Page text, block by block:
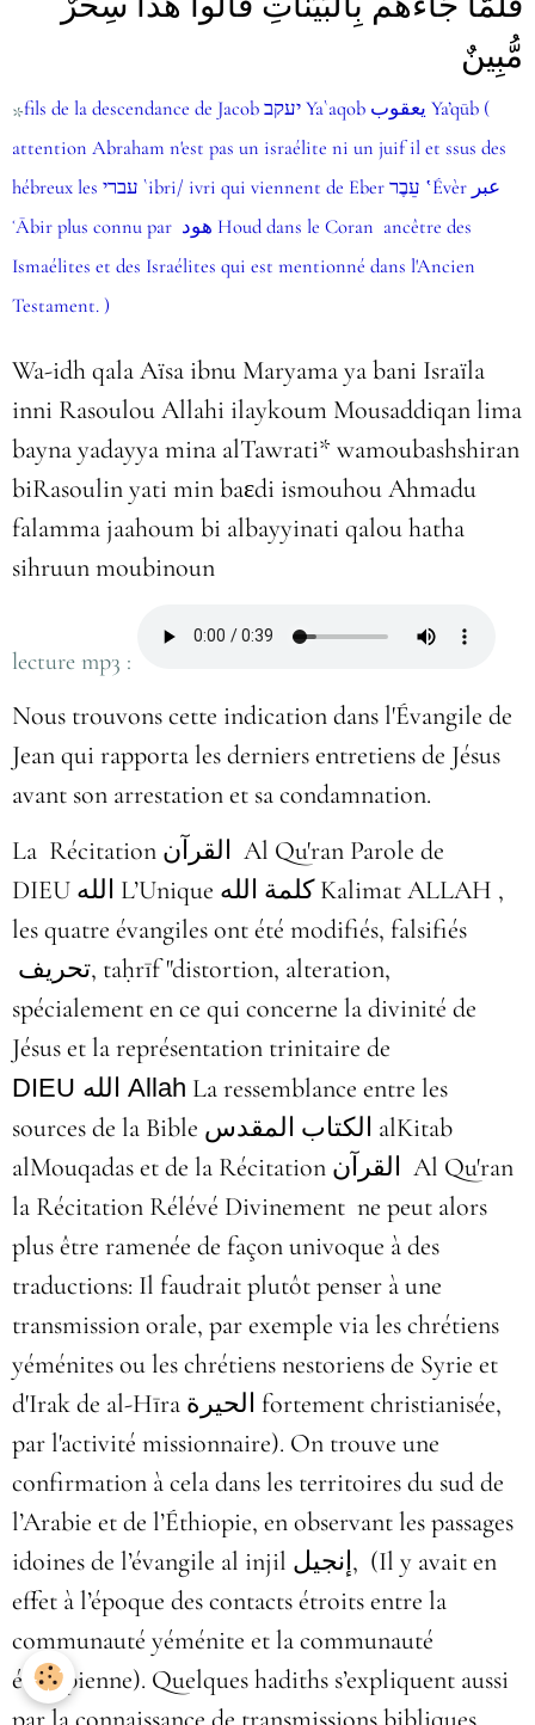
مُّبِينٌ
*fils de la descendance de Jacob יעקב Ya`aqob يعقوب Ya’qūb (
attention Abraham n'est pas un israélite ni un juif il et ssus des
hébreux les עברי `ibri/ ivri qui viennent de Eber עֵבֶר ʽÉvèr عبر
ʿĀbir plus connu par هود Houd dans le Coran ancêtre des
Ismaélites et des Israélites qui est mentionné dans l'Ancien
Testament. )
Wa-idh qala Aïsa ibnu Maryama ya bani Israïla
inni Rasoulou Allahi ilaykoum Mousaddiqan lima
bayna yadayya mina alTawrati* wamoubashshiran
biRasoulin yati min baεdi ismouhou Ahmadu
falamma jaahoum bi albayyinati qalou hatha
sihruun moubinoun
lecture mp3 :
Nous trouvons cette indication dans l'Évangile de
Jean qui rapporta les derniers entretiens de Jésus
avant son arrestation et sa condamnation.
La Récitation القرآن Al Qu'ran Parole de
DIEU الله L’Unique كلمة الله Kalimat ALLAH ,
les quatre évangiles ont été modifiés, falsifiés
تحريف, taḥrīf "distortion, alteration,
spécialement en ce qui concerne la divinité de
Jésus et la représentation trinitaire de
DIEU الله Allah La ressemblance entre les
sources de la Bible الكتاب المقدس alKitab
alMouqadas et de la Récitation القرآن Al Qu'ran
la Récitation Rélévé Divinement ne peut alors
plus être ramenée de façon univoque à des
traductions: Il faudrait plutôt penser à une
transmission orale, par exemple via les chrétiens
yéménites ou les chrétiens nestoriens de Syrie et
fortement christianisée,
par l'activité missionnaire). On trouve une
confirmation à cela dans les territoires du sud de
l’Arabie et de l’Éthiopie, en observant les passages
idoines de l’évangile al injil إنجيل, (Il y avait en
effet à l’époque des contacts étroits entre la
communauté yéménite et la communauté
éthiopienne). Quelques hadiths s’expliquent aussi
par la connaissance de transmissions bibliques.